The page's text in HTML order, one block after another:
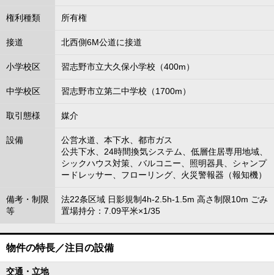
権利種類 所有権
接道 北西側6M公道に接道
小学校区 習志野市立大久保小学校（400m）
中学校区 習志野市立第二中学校（1700m）
取引態様 媒介
設備
公営水道、本下水、都市ガス
公共下水、24時間換気システム、低層住居専用地域、
シックハウス対策、バルコニー、照明器具、シャンプ
ードレッサー、フローリング、火災警報器（報知機）
備考・制限
等
法22条区域 日影規制4h-2.5h-1.5m 高さ制限10m ごみ
置場持分：7.09平米×1/35
物件の特長／注目の設備
交通・立地